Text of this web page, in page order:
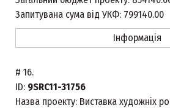
Запитувана сума від УКФ: 799140.00
Інформація
# 16.
ID: 9SRC11-31756
Назва проекту: Виставка художніх